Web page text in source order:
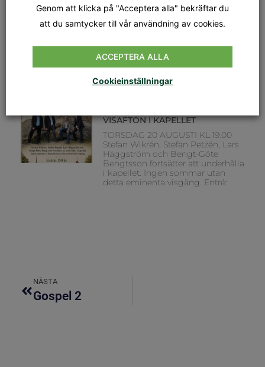
Margareta Stripple
SÖNDAG 16 AUGUSTI KL.18.00
Elfte söndagen efter trefaldighet
Karemo Musiker: Hans Lassbo
VISAFTON I KAPELLET
TORSDAG 20 AUGUSTI KL.19.00
Stefan Wikrén, Stefan Petzén, Lars
Häggström och Bengt-Göte
Bengtsson fortsätter att underhålla
i kapellet. Ingen sommar utan
detta eminenta visgäng. Entré:
NÄSTA
Gospel 2
Genom att klicka på "Acceptera alla" bekräftar du
att du samtycker till vår användning av cookies.
ACCEPTERA ALLA
Cookieinställningar